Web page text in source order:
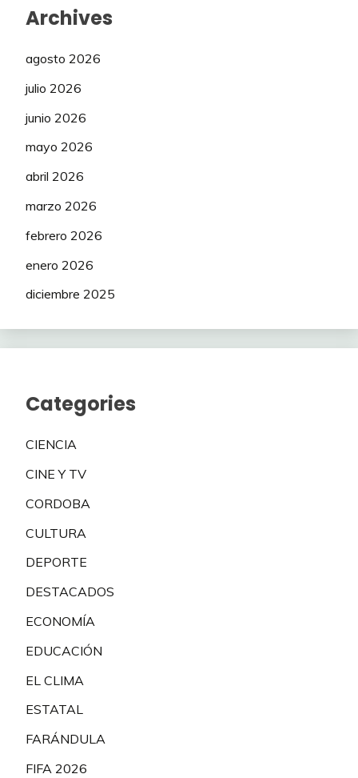
Archives
agosto 2026
julio 2026
junio 2026
mayo 2026
abril 2026
marzo 2026
febrero 2026
enero 2026
diciembre 2025
Categories
CIENCIA
CINE Y TV
CORDOBA
CULTURA
DEPORTE
DESTACADOS
ECONOMÍA
EDUCACIÓN
EL CLIMA
ESTATAL
FARÁNDULA
FIFA 2026